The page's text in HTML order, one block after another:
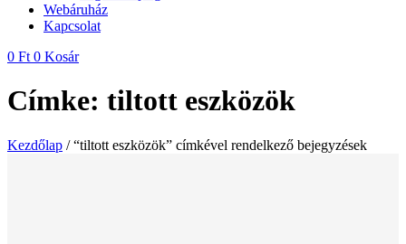
Webáruház
Kapcsolat
0 Ft 0 Kosár
Címke: tiltott eszközök
Kezdőlap / “tiltott eszközök” címkével rendelkező bejegyzések